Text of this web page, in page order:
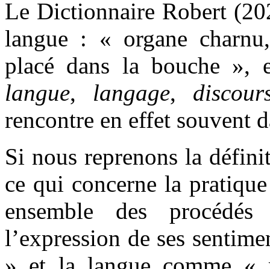
Le Dictionnaire Robert
langue : « organe
placé dans la bouche »,
langue, langage,
rencontre en effet souvent
Si nous reprenons la
ce qui concerne la
ensemble des
l’expression de ses